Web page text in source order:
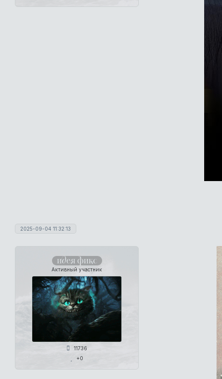
2025-09-04 11:32:13
идея фикс
Активный участник
11736
+0